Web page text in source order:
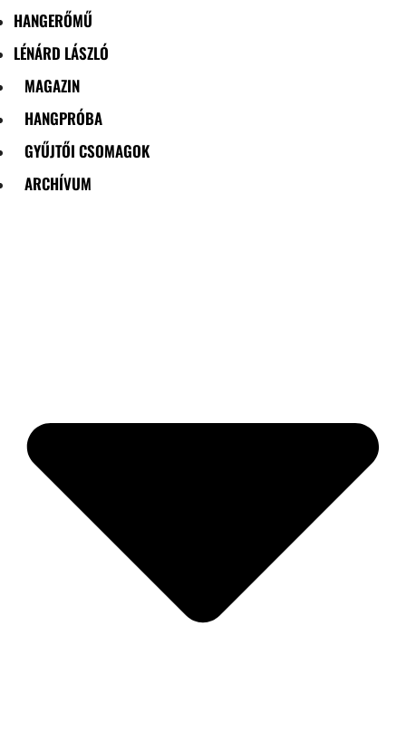
HANGERŐMŰ
LÉNÁRD LÁSZLÓ
MAGAZIN
HANGPRÓBA
GYŰJTŐI CSOMAGOK
ARCHÍVUM